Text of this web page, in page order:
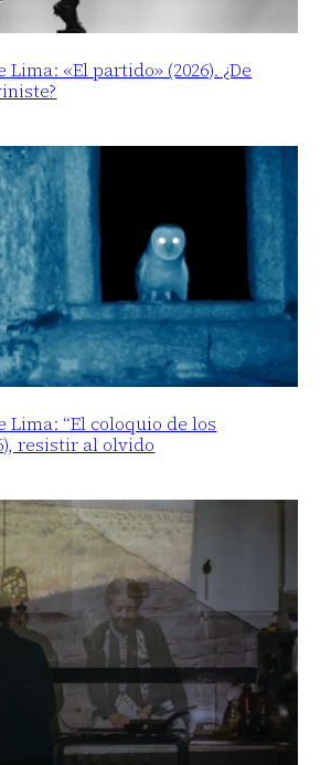
Lima: «El partido» (2026). ¿De
Lima: “El coloquio de los
resistir al olvido